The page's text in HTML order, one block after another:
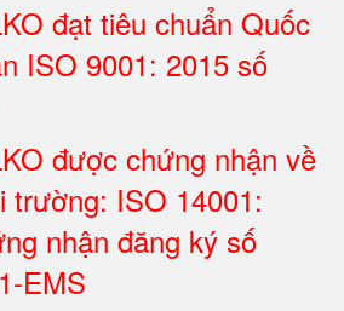
đạt tiêu chuẩn Quốc
ISO 9001: 2015 số
được chứng nhận về
trường: ISO 14001:
nhận đăng ký số
EMS